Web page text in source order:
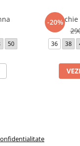
50
-20%
36 38